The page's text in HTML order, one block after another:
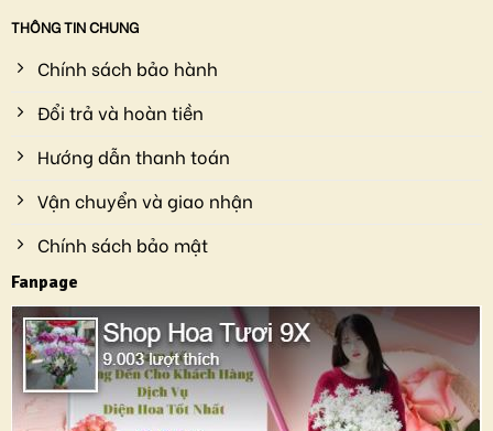
THÔNG TIN CHUNG
Chính sách bảo hành
Đổi trả và hoàn tiền
Hướng dẫn thanh toán
Vận chuyển và giao nhận
Chính sách bảo mật
Fanpage